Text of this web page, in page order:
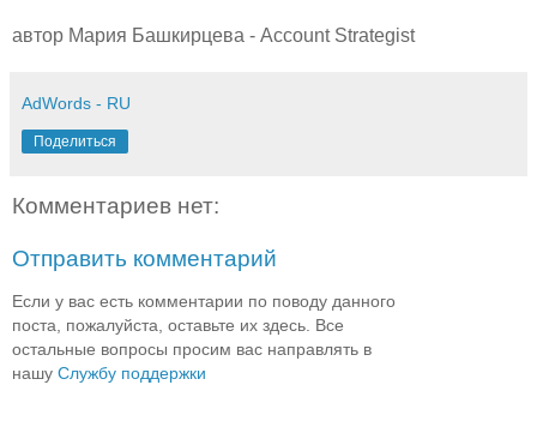
автор Мария Башкирцева - Account Strategist
AdWords - RU
Поделиться
Комментариев нет:
Отправить комментарий
Если у вас есть комментарии по поводу данного
поста, пожалуйста, оставьте их здесь. Все
остальные вопросы просим вас направлять в
нашу Службу поддержки